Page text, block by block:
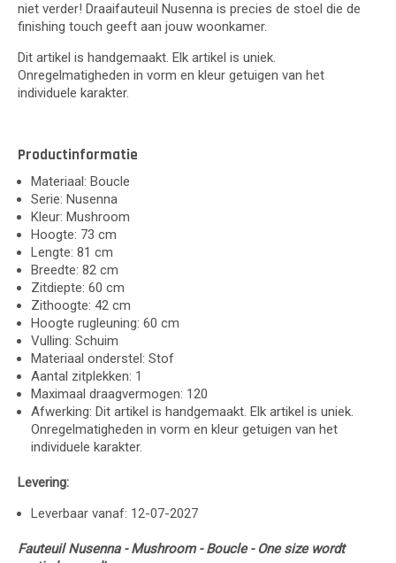
niet verder! Draaifauteuil Nusenna is precies de stoel die de
finishing touch geeft aan jouw woonkamer.
Dit artikel is handgemaakt. Elk artikel is uniek.
Onregelmatigheden in vorm en kleur getuigen van het
individuele karakter.
Productinformatie
Materiaal: Boucle
Serie: Nusenna
Kleur: Mushroom
Hoogte: 73 cm
Lengte: 81 cm
Breedte: 82 cm
Zitdiepte: 60 cm
Zithoogte: 42 cm
Hoogte rugleuning: 60 cm
Vulling: Schuim
Materiaal onderstel: Stof
Aantal zitplekken: 1
Maximaal draagvermogen: 120
Afwerking: Dit artikel is handgemaakt. Elk artikel is uniek.
Onregelmatigheden in vorm en kleur getuigen van het
individuele karakter.
Levering:
Leverbaar vanaf: 12-07-2027
Fauteuil Nusenna - Mushroom - Boucle - One size wordt